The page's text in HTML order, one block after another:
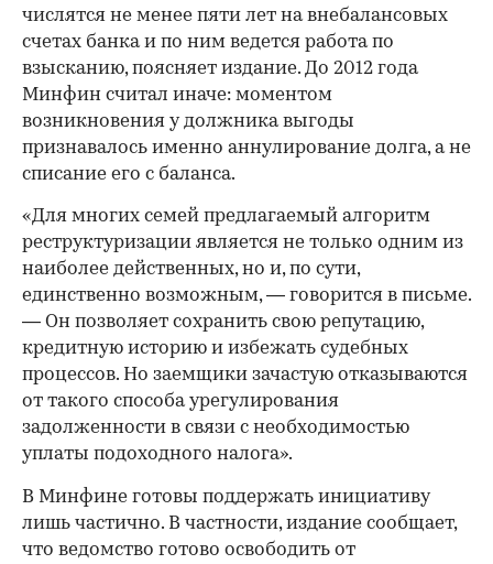
числятся не менее пяти лет на внебалансовых
счетах банка и по ним ведется работа по
взысканию, поясняет издание. До 2012 года
Минфин считал иначе: моментом
возникновения у должника выгоды
признавалось именно аннулирование долга, а не
списание его с баланса.
«Для многих семей предлагаемый алгоритм
реструктуризации является не только одним из
наиболее действенных, но и, по сути,
единственно возможным, — говорится в письме.
— Он позволяет сохранить свою репутацию,
кредитную историю и избежать судебных
процессов. Но заемщики зачастую отказываются
от такого способа урегулирования
задолженности в связи с необходимостью
уплаты подоходного налога».
В Минфине готовы поддержать инициативу
лишь частично. В частности, издание сообщает,
что ведомство готово освободить от